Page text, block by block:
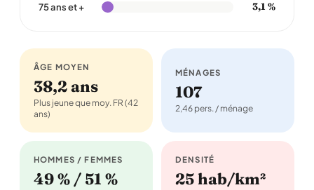
75 ans et + 3,1 %
ÂGE MOYEN
38,2 ans
Plus jeune que moy. FR (42
ans)
MÉNAGES
107
2,46 pers. / ménage
HOMMES / FEMMES
49 % / 51 %
DENSITÉ
25 hab/km²